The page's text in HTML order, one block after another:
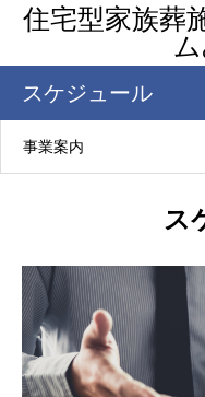
住宅型家族葬
スケジュール
事業案内
ス